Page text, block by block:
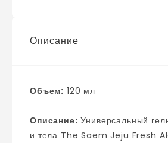
Описание
Объем: 120 мл
Описание: Универсальный гель алое для лица
и тела The Saem Jeju Fresh